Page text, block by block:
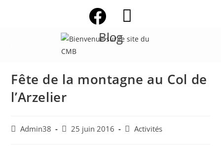
Blog
Fête de la montagne au Col de
l’Arzelier
Auteur/autrice
Admin38
Publication
25 juin 2016
PostActivités